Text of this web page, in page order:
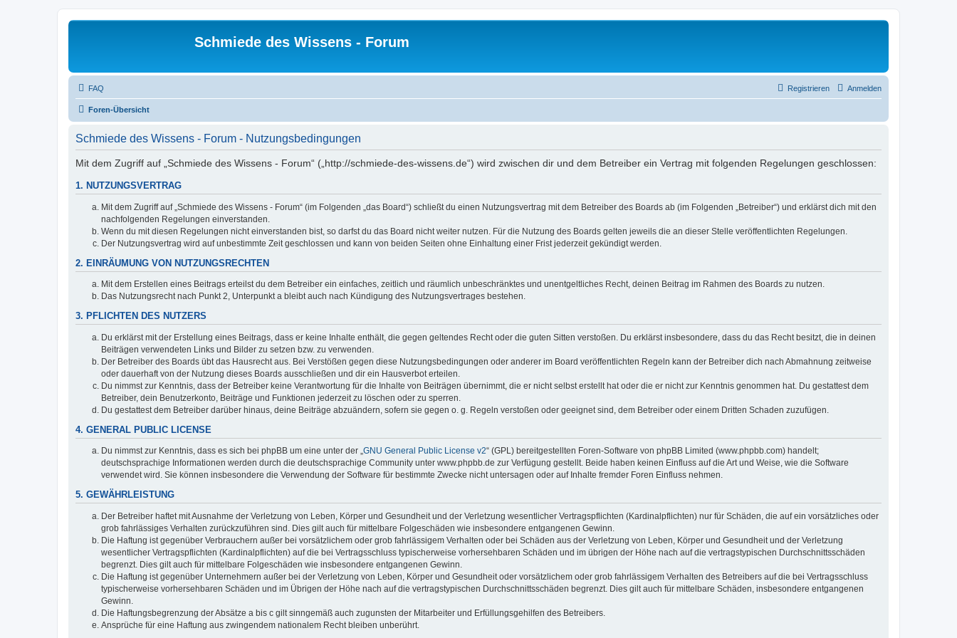
Schmiede des Wissens - Forum
FAQ Anmelden
Registrieren
Foren-Übersicht
Schmiede des Wissens - Forum - Nutzungsbedingungen
Mit dem Zugriff auf „Schmiede des Wissens - Forum“ („http://schmiede-des-wissens.de“) wird zwischen dir und dem Betreiber ein Vertrag mit folgenden Regelungen geschlossen:
1. NUTZUNGSVERTRAG
Mit dem Zugriff auf „Schmiede des Wissens - Forum“ (im Folgenden „das Board“) schließt du einen Nutzungsvertrag mit dem Betreiber des Boards ab (im Folgenden „Betreiber“) und erklärst dich mit den
nachfolgenden Regelungen einverstanden.
Wenn du mit diesen Regelungen nicht einverstanden bist, so darfst du das Board nicht weiter nutzen. Für die Nutzung des Boards gelten jeweils die an dieser Stelle veröffentlichten Regelungen.
Der Nutzungsvertrag wird auf unbestimmte Zeit geschlossen und kann von beiden Seiten ohne Einhaltung einer Frist jederzeit gekündigt werden.
2. EINRÄUMUNG VON NUTZUNGSRECHTEN
Mit dem Erstellen eines Beitrags erteilst du dem Betreiber ein einfaches, zeitlich und räumlich unbeschränktes und unentgeltliches Recht, deinen Beitrag im Rahmen des Boards zu nutzen.
Das Nutzungsrecht nach Punkt 2, Unterpunkt a bleibt auch nach Kündigung des Nutzungsvertrages bestehen.
3. PFLICHTEN DES NUTZERS
Du erklärst mit der Erstellung eines Beitrags, dass er keine Inhalte enthält, die gegen geltendes Recht oder die guten Sitten verstoßen. Du erklärst insbesondere, dass du das Recht besitzt, die in deinen
Beiträgen verwendeten Links und Bilder zu setzen bzw. zu verwenden.
Der Betreiber des Boards übt das Hausrecht aus. Bei Verstößen gegen diese Nutzungsbedingungen oder anderer im Board veröffentlichten Regeln kann der Betreiber dich nach Abmahnung zeitweise
oder dauerhaft von der Nutzung dieses Boards ausschließen und dir ein Hausverbot erteilen.
Du nimmst zur Kenntnis, dass der Betreiber keine Verantwortung für die Inhalte von Beiträgen übernimmt, die er nicht selbst erstellt hat oder die er nicht zur Kenntnis genommen hat. Du gestattest dem
Betreiber, dein Benutzerkonto, Beiträge und Funktionen jederzeit zu löschen oder zu sperren.
Du gestattest dem Betreiber darüber hinaus, deine Beiträge abzuändern, sofern sie gegen o. g. Regeln verstoßen oder geeignet sind, dem Betreiber oder einem Dritten Schaden zuzufügen.
4. GENERAL PUBLIC LICENSE
Du nimmst zur Kenntnis, dass es sich bei phpBB um eine unter der „GNU General Public License v2“ (GPL) bereitgestellten Foren-Software von phpBB Limited (www.phpbb.com) handelt;
deutschsprachige Informationen werden durch die deutschsprachige Community unter www.phpbb.de zur Verfügung gestellt. Beide haben keinen Einfluss auf die Art und Weise, wie die Software
verwendet wird. Sie können insbesondere die Verwendung der Software für bestimmte Zwecke nicht untersagen oder auf Inhalte fremder Foren Einfluss nehmen.
5. GEWÄHRLEISTUNG
Der Betreiber haftet mit Ausnahme der Verletzung von Leben, Körper und Gesundheit und der Verletzung wesentlicher Vertragspflichten (Kardinalpflichten) nur für Schäden, die auf ein vorsätzliches oder
grob fahrlässiges Verhalten zurückzuführen sind. Dies gilt auch für mittelbare Folgeschäden wie insbesondere entgangenen Gewinn.
Die Haftung ist gegenüber Verbrauchern außer bei vorsätzlichem oder grob fahrlässigem Verhalten oder bei Schäden aus der Verletzung von Leben, Körper und Gesundheit und der Verletzung
wesentlicher Vertragspflichten (Kardinalpflichten) auf die bei Vertragsschluss typischerweise vorhersehbaren Schäden und im übrigen der Höhe nach auf die vertragstypischen Durchschnittsschäden
begrenzt. Dies gilt auch für mittelbare Folgeschäden wie insbesondere entgangenen Gewinn.
Die Haftung ist gegenüber Unternehmern außer bei der Verletzung von Leben, Körper und Gesundheit oder vorsätzlichem oder grob fahrlässigem Verhalten des Betreibers auf die bei Vertragsschluss
typischerweise vorhersehbaren Schäden und im Übrigen der Höhe nach auf die vertragstypischen Durchschnittsschäden begrenzt. Dies gilt auch für mittelbare Schäden, insbesondere entgangenen
Gewinn.
Die Haftungsbegrenzung der Absätze a bis c gilt sinngemäß auch zugunsten der Mitarbeiter und Erfüllungsgehilfen des Betreibers.
Ansprüche für eine Haftung aus zwingendem nationalem Recht bleiben unberührt.